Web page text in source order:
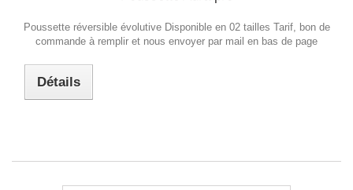
Poussette réversible évolutive Disponible en 02 tailles Tarif, bon de
commande à remplir et nous envoyer par mail en bas de page
Détails